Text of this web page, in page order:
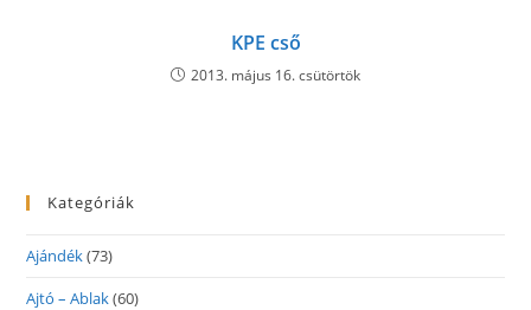
KPE cső
2013. május 16. csütörtök
Kategóriák
Ajándék(73)
Ajtó – Ablak(60)